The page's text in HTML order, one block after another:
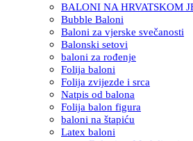
BALONI NA HRVATSKOM
Bubble Baloni
Baloni za vjerske svečanosti
Balonski setovi
baloni za rođenje
Folija baloni
Folija zvijezde i srca
Natpis od balona
Folija balon figura
baloni na štapiću
Latex baloni